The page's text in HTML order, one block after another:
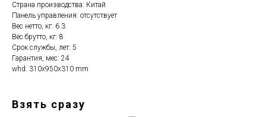
Страна производства: Китай
Панель управления: отсутствует
Вес нетто, кг: 6.3
Вес брутто, кг: 8
Срок службы, лет: 5
Гарантия, мес: 24
whd: 310x950x310 mm
Взять сразу